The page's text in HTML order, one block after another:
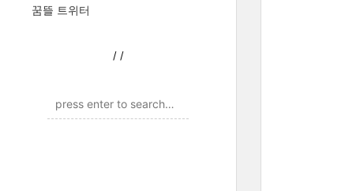
꿈뜰 트위터
/ /